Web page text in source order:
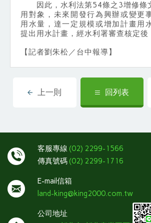
因此，水利法第54條之3增修條
用對象，未來開發行為興辦或變更
用水量，達一定規模或增加計畫用
提出用水計畫，經水利署審查核定後
【記者劉朱松／台中報導】
上一則 回列表
客服專線 (02) 2299-1566
傳真號碼(02) 2299-1716
E-mail信箱
land-king@king2000.com.tw
公司地址